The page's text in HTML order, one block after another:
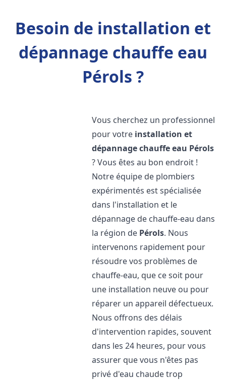
Besoin de installation et
dépannage chauffe eau
Pérols ?
Vous cherchez un professionnel
pour votre installation et
dépannage chauffe eau Pérols
? Vous êtes au bon endroit !
Notre équipe de plombiers
expérimentés est spécialisée
dans l'installation et le
dépannage de chauffe-eau dans
la région de Pérols. Nous
intervenons rapidement pour
résoudre vos problèmes de
chauffe-eau, que ce soit pour
une installation neuve ou pour
réparer un appareil défectueux.
Nous offrons des délais
d'intervention rapides, souvent
dans les 24 heures, pour vous
assurer que vous n'êtes pas
privé d'eau chaude trop